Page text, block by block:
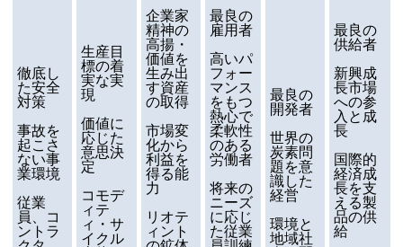
徹底し
た安全
対策
事故を
起こさ
ない事
業環境
従業
員、コ
ントラ
生産目
標の着
実な実
現
価値に
応じた
意思決
定
コモデ
ィテ
ィ・サ
イクル
企業家
精神の
高揚・
価値を
生み出
す資産
の取得
市場変
化から
利益を
得る能
力
リオテ
ィント
最良の
雇用者
高いパ
フォー
マンス
をもつ
熱心で
柔軟性
のある
労働者
将来の
ニーズ
に応じ
た従業
最良の
開発者
世界の
炭素問
題を意
識した
経営
環境と
地域社
最良の
供給者
新興成
長市場
への参
入と成
長
国際的
経済成
長を支
える製
品の供
給